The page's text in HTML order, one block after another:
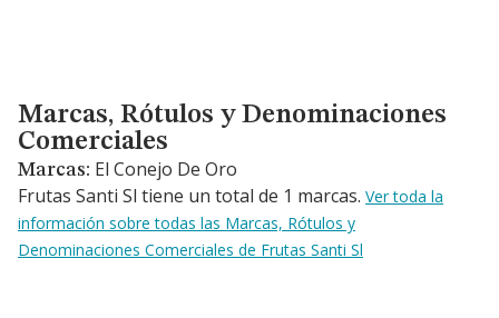
Marcas, Rótulos y Denominaciones Comerciales
Marcas, Rótulos y Denominaciones
Comerciales
Marcas: El Conejo De Oro
Frutas Santi Sl tiene un total de 1 marcas. Ver toda la
información sobre todas las Marcas, Rótulos y
Denominaciones Comerciales de Frutas Santi Sl